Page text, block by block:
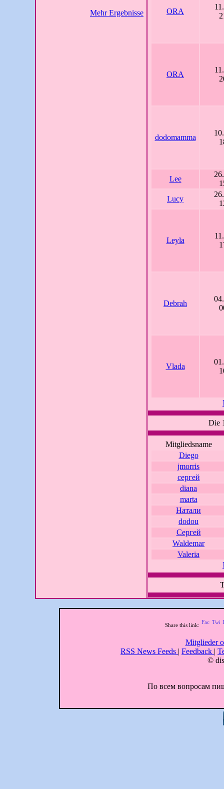
Mehr Ergebnisse ORA
ORA
dodomamma
Lee
Lucy
Leyla
Debrah
Vlada
Die
Mitgliedsname
Diego
jmorris
сергей
diana
marta
Натали
dodou
Сергей
Waldemar
Valeria
Share this link:
Mitglieder
RSS News Feeds | Feedback |
©
По всем вопросам